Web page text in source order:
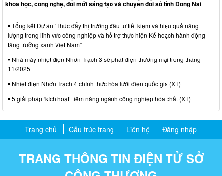
khoa học, công nghệ, đổi mới sáng tạo và chuyển đổi số tỉnh Đồng Nai
Tổng kết Dự án “Thúc đẩy thị trường đầu tư tiết kiệm và hiệu quả năng
lượng trong lĩnh vực công nghiệp và hỗ trợ thực hiện Kế hoạch hành động
tăng trưởng xanh Việt Nam”
Nhà máy nhiệt điện Nhơn Trạch 3 sẽ phát điện thương mại trong tháng
11/2025
Nhiệt điện Nhơn Trạch 4 chính thức hòa lưới điện quốc gia (XT)
5 giải pháp ‘kích hoạt’ tiềm năng ngành công nghiệp hóa chất (XT)
Trang chủ Cấu trúc trang Liên hệ Đăng nhập
TRANG THÔNG TIN ĐIỆN TỬ SỞ